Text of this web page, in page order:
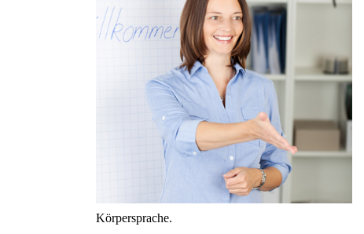
Körpersprache.